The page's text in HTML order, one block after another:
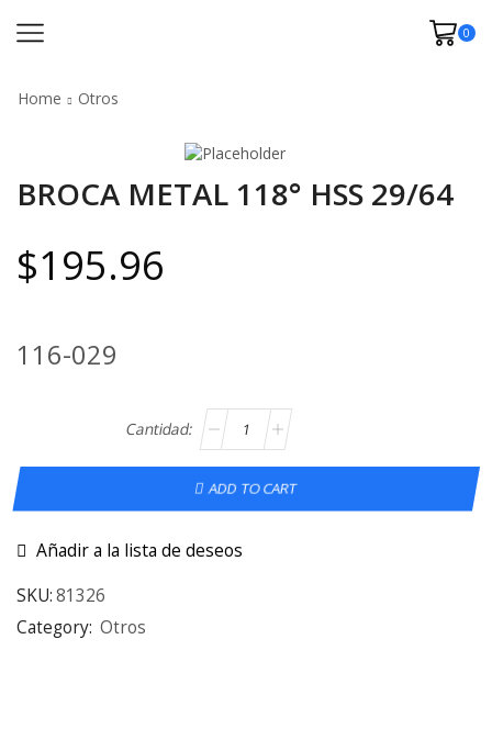
0
Home Otros
BROCA METAL 118° HSS 29/64
$195.96
116-029
ADD TO CART
Añadir a la lista de deseos
SKU:81326
Category: Otros